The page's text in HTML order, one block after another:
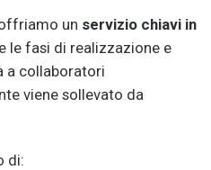
un servizio chiavi in
le fasi di realizzazione e
a collaboratori
viene sollevato da
di: